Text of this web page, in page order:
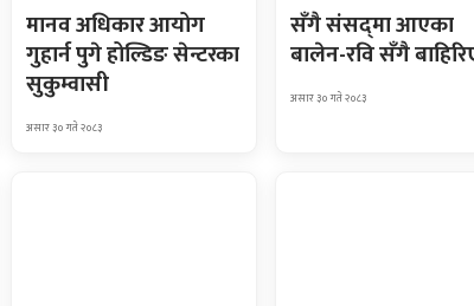
मानव अधिकार आयोग
गुहार्न पुगे होल्डिङ सेन्टरका
सुकुम्वासी
असार ३० गते २०८३
सँगै संसद्‌मा आएका
बालेन-रवि सँगै
असार ३० गते २०८३